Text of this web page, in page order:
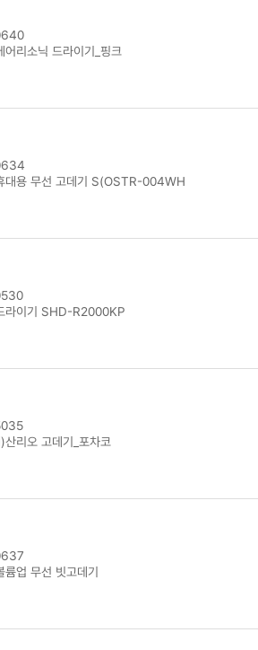
어리소닉 드라이기_핑크
대용 무선 고데기 S(OSTR-004WH
라이기 SHD-R2000KP
산리오 고데기_포차코
륨업 무선 빗고데기